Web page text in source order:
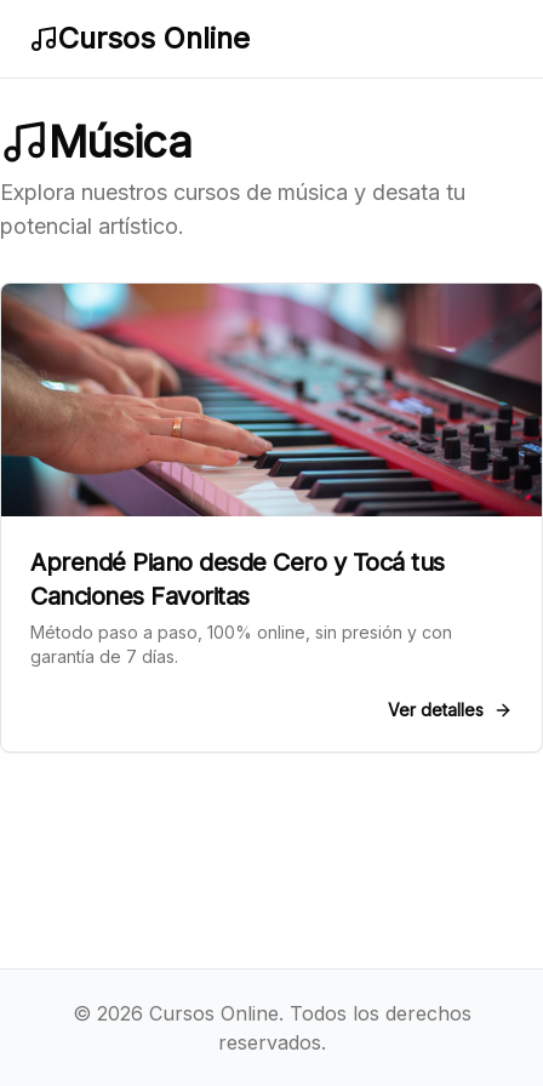
Cursos Online
Música
Explora nuestros cursos de música y desata tu
potencial artístico.
Aprendé Piano desde Cero y Tocá tus
Canciones Favoritas
Método paso a paso, 100% online, sin presión y con
garantía de 7 días.
Ver detalles
© 2026 Cursos Online. Todos los derechos
reservados.